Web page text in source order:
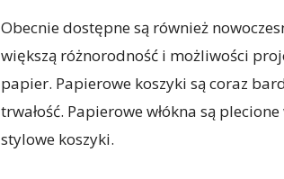
Obecnie dostępne są również
większą różnorodność i możliwości
papier. Papierowe koszyki są coraz
trwałość. Papierowe włókna są
stylowe koszyki.